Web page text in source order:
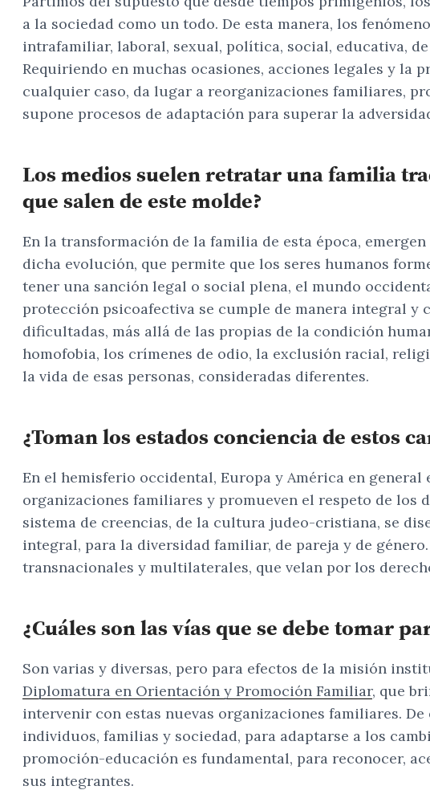
a la sociedad como un todo. De esta manera, los
intrafamiliar, laboral, sexual, política, social, educativa,
Requiriendo en muchas ocasiones, acciones legales y
cualquier caso, da lugar a reorganizaciones familiares,
supone procesos de adaptación para superar la
Los medios suelen retratar una familia
que salen de este molde?
En la transformación de la familia de esta época,
dicha evolución, que permite que los seres humanos
tener una sanción legal o social plena, el mundo
protección psicoafectiva se cumple de manera integral y
dificultadas, más allá de las propias de la condición
homofobia, los crímenes de odio, la exclusión racial,
la vida de esas personas, consideradas diferentes.
¿Toman los estados conciencia de estos
En el hemisferio occidental, Europa y América en
organizaciones familiares y promueven el respeto de los
sistema de creencias, de la cultura judeo-cristiana, se
integral, para la diversidad familiar, de pareja y de
transnacionales y multilaterales, que velan por los
¿Cuáles son las vías que se debe tomar
Son varias y diversas, pero para efectos de la misión
Diplomatura en Orientación y Promoción Familiar, que
intervenir con estas nuevas organizaciones familiares.
individuos, familias y sociedad, para adaptarse a los
promoción-educación es fundamental, para reconocer,
sus integrantes.